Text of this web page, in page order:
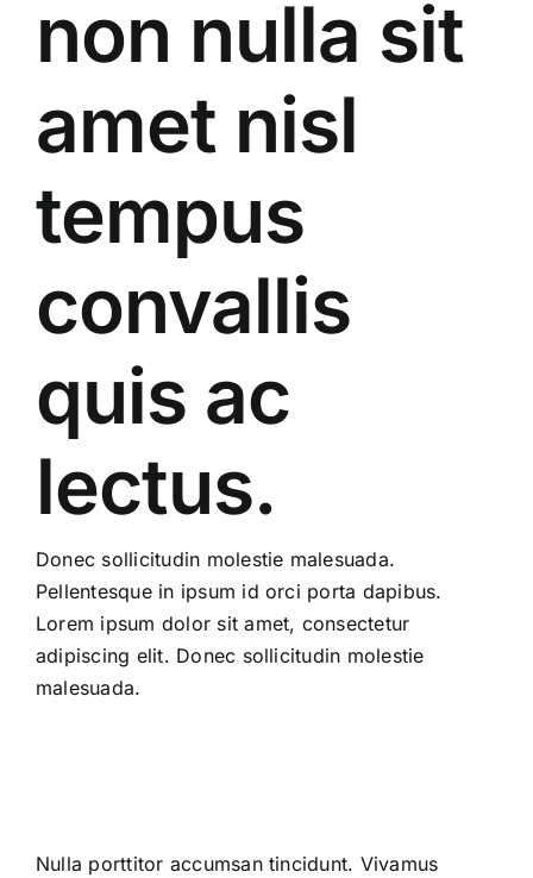
non nulla sit
amet nisl
tempus
convallis
quis ac
lectus.
Donec sollicitudin molestie malesuada.
Pellentesque in ipsum id orci porta dapibus.
Lorem ipsum dolor sit amet, consectetur
adipiscing elit. Donec sollicitudin molestie
malesuada.
Nulla porttitor accumsan tincidunt. Vivamus